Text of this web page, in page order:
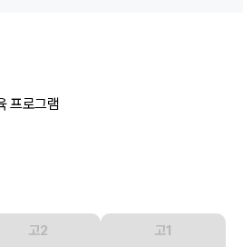
프로그램
고2 고1